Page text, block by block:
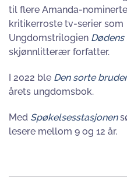
til flere Amanda-
kritikerroste tv-serier som
Ungdomstrilogien
skjønnlitterær forfatter.
I 2022 ble Den sorte
årets ungdomsbok.
Med Spøkelsesstasjonen
lesere mellom 9 og 12 år.